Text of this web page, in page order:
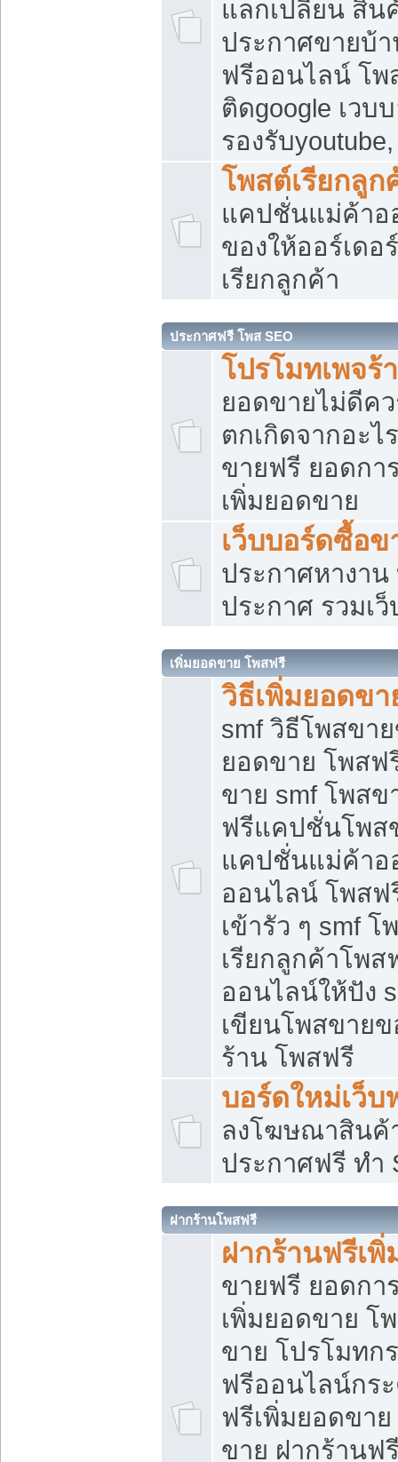
แลกเปลี่ยน สิน
ประกาศขายบ้
ฟรีออนไลน์ โพ
ติดgoogle เวบ
รองรับ
โพสต์เรียกลูก
แคปชั่นแม่ค้าอ
ของให้ออร์เดอ
เรียกลูกค้า
ประกาศฟรี โพส SEO
โปรโมทเพจร้
ยอดขายไม่ดีค
ตกเกิดจากอะไ
ขายฟรี ยอดกา
เพิ่มยอดขาย
เว็บบอร์ดซื้อข
ประกาศหางาน
ประกาศ รวมเ
เพิ่มยอดขาย โพสฟรี
วิธีเพิ่มยอดข
smf วิธีโพสขา
ยอดขาย โพสฟ
ขาย smf โพส
ฟรีแคปชั่นโพส
แคปชั่นแม่ค้า
ออนไลน์ โพสฟ
เข้ารัว ๆ smf
เรียกลูกค้าโพส
ออนไลน์ให้ปัง
เขียนโพสขาย
ร้าน โพสฟรี
บอร์ดใหม่เว็บ
ลงโฆษณาสิน
ประกาศฟรี ทำ
ฝากร้านโพสฟรี
ฝากร้านฟรีเ
ขายฟรี ยอดกา
เพิ่มยอดขาย โ
ขาย โปรโมทก
ฟรีออนไลน์กร
ฟรีเพิ่มยอดขา
ขาย ฝากร้านฟ